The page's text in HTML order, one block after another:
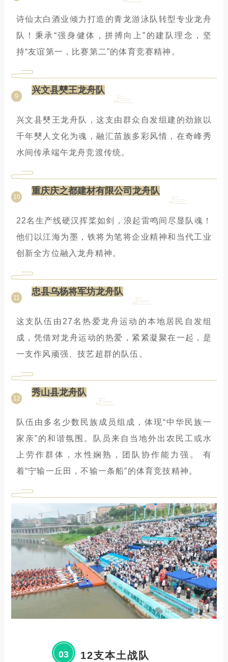
诗仙太白酒业倾力打造的青龙游泳队转型专业龙舟
队！秉承“强身健体，拼搏向上”的建队理念，坚
持“友谊第一，比赛第二”的体育竞赛精神。
9
兴文县僰王龙舟队
兴文县僰王龙舟队，这支由群众自发组建的劲旅以
千年僰人文化为魂，融汇苗族多彩风情，在奇峰秀
水间传承端午龙舟竞渡传统。
10
重庆庆之都建材有限公司龙舟队
22名生产线硬汉挥桨如剑，浪起雷鸣间尽显队魂！
他们以江海为墨，铁将为笔将企业精神和当代工业
创新全方位融入龙舟精神。
11
忠县乌杨将军坊龙舟队
这支队伍由27名热爱龙舟运动的本地居民自发组
成，凭借对龙舟运动的热爱，紧紧凝聚在一起，是
一支作风顽强、技艺超群的队伍。
12
秀山县龙舟队
队伍由多名少数民族成员组成，体现“中华民族一
家亲”的和谐氛围。队员来自当地外出农民工或水
上劳作群体，水性娴熟，团队协作能力强。 有
着“宁输一丘田，不输一条船”的体育竞技精神。
03 12支本土战队